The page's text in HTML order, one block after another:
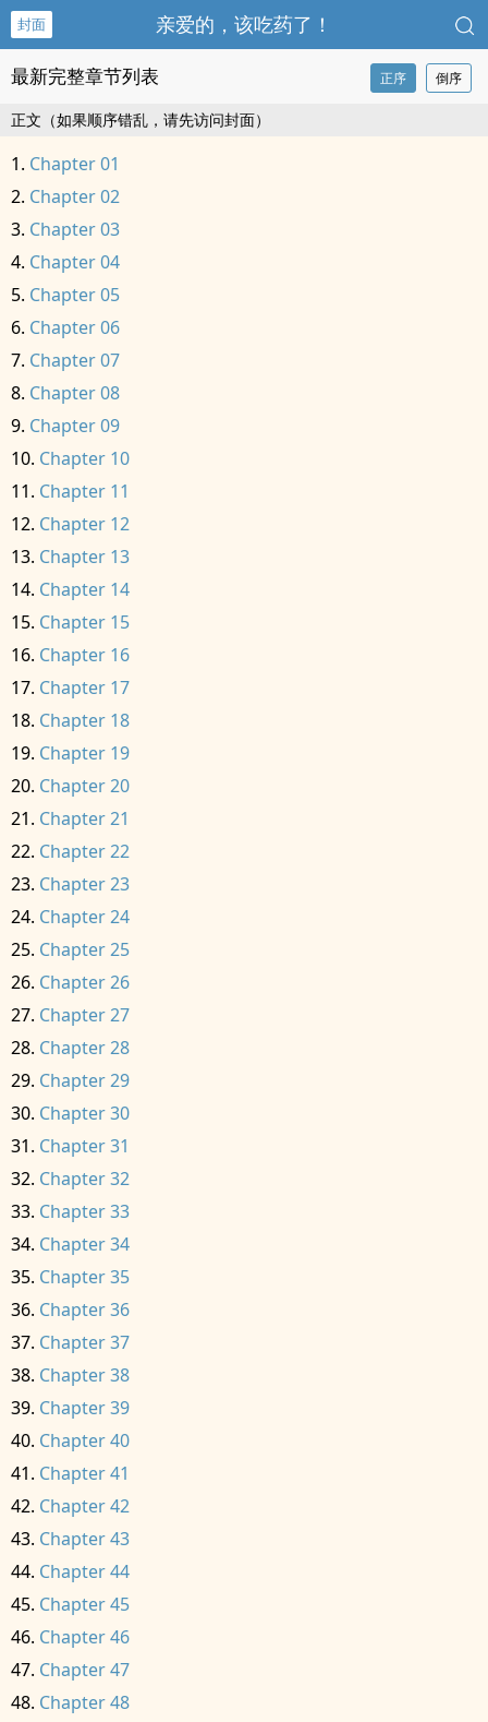
封面 亲爱的，该吃药了！
最新完整章节列表 正序 倒序
正文（如果顺序错乱，请先访问封面）
Chapter 01
Chapter 02
Chapter 03
Chapter 04
Chapter 05
Chapter 06
Chapter 07
Chapter 08
Chapter 09
Chapter 10
Chapter 11
Chapter 12
Chapter 13
Chapter 14
Chapter 15
Chapter 16
Chapter 17
Chapter 18
Chapter 19
Chapter 20
Chapter 21
Chapter 22
Chapter 23
Chapter 24
Chapter 25
Chapter 26
Chapter 27
Chapter 28
Chapter 29
Chapter 30
Chapter 31
Chapter 32
Chapter 33
Chapter 34
Chapter 35
Chapter 36
Chapter 37
Chapter 38
Chapter 39
Chapter 40
Chapter 41
Chapter 42
Chapter 43
Chapter 44
Chapter 45
Chapter 46
Chapter 47
Chapter 48